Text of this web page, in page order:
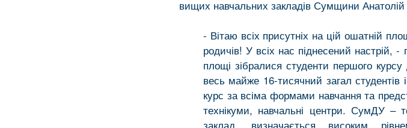
вищих навчальних закладів Сумщини
- Вітаю всіх присутніх на цій ошатній
родичів! У всіх нас піднесений настрій,
площі зібралися студенти першого
весь майже 16-тисячний загал
курс за всіма формами навчання та
технікуми, навчальні центри. СумДУ –
заклад, визначається високим